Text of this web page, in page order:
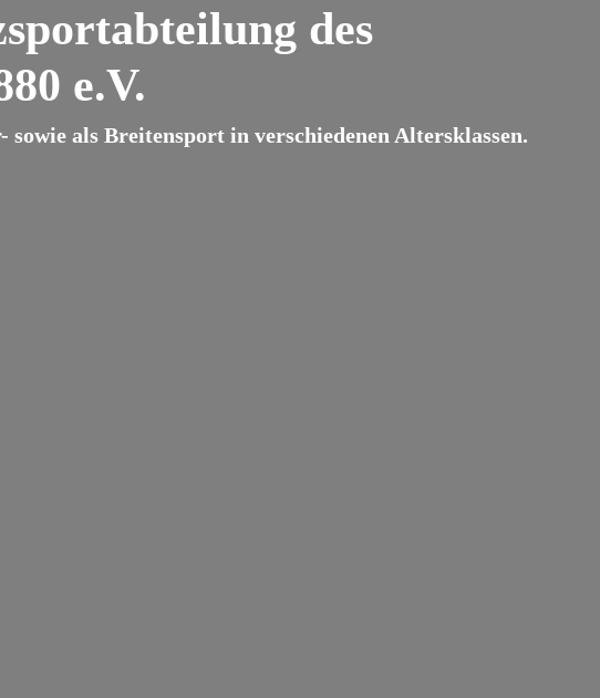
des
e.V.
als Breitensport in verschiedenen Altersklassen.